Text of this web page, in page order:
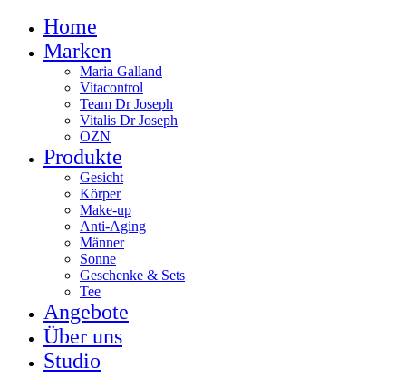
Home
Marken
Maria Galland
Vitacontrol
Team Dr Joseph
Vitalis Dr Joseph
OZN
Produkte
Gesicht
Körper
Make-up
Anti-Aging
Männer
Sonne
Geschenke & Sets
Tee
Angebote
Über uns
Studio